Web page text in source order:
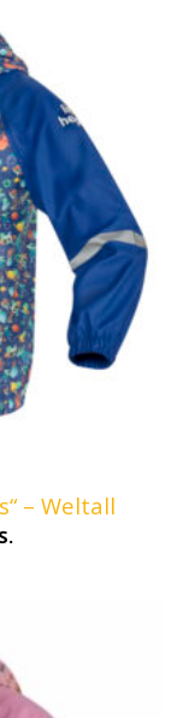
– Weltall